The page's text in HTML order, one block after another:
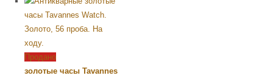
Продано
золотые часы Tavannes